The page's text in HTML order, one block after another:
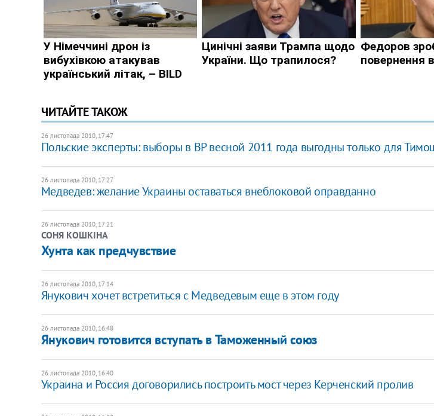
ЧИТАЙТЕ ТАКОЖ
26 листопада 2010, 17:47
​Польские эксперты: выборы в ВР весной 2011 года выгодны только для
26 листопада 2010, 17:27
Медведев: желание Украины оставаться внеблоковой оправданно
26 листопада 2010, 17:21
СОНЯ КОШКІНА
​Хунта как предчувствие
26 листопада 2010, 17:14
Янукович хочет встретиться с Медведевым еще в этом году
26 листопада 2010, 16:48
Янукович готовится вступать в Таможенный союз
26 листопада 2010, 16:40
Украина и Россия договорились построить мост через Керченский пролив